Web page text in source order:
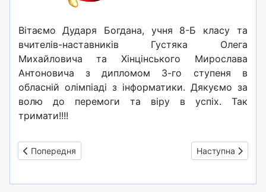
Вітаємо Дударя Богдана, учня 8-Б класу та
вчителів-наставників Густяка Олега
Михайловича та Хінцінського Мирослава
Антоновича з дипломом 3-го ступеня в
обласній олімпіаді з інформатики. Дякуємо за
волю до перемоги та віру в успіх. Так
тримати!!!!
Попередня стаття: Інклюзія та дистанційне навчання (2)
Попередня Наступна
Наступна